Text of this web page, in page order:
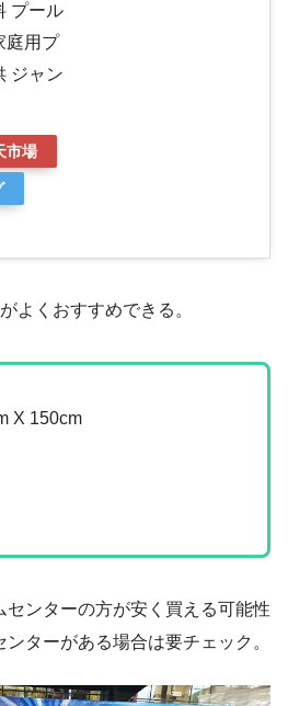
プール
庭用プ
ジャン
市場
よくおすすめできる。
X 150cm
センターの方が安く買える可能性
ターがある場合は要チェック。